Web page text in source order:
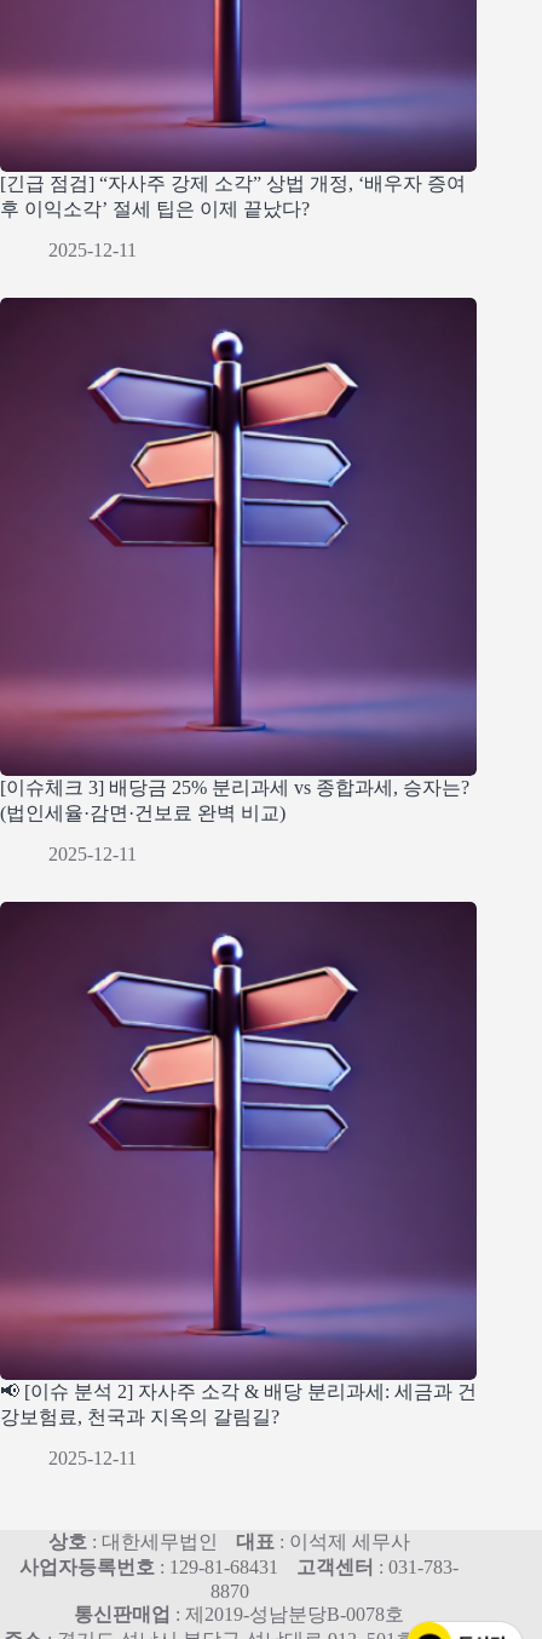
[긴급 점검] “자사주 강제 소각” 상법 개정, ‘배우자 증여
후 이익소각’ 절세 팁은 이제 끝났다?
2025-12-11
[이슈체크 3] 배당금 25% 분리과세 vs 종합과세, 승자는?
(법인세율·감면·건보료 완벽 비교)
2025-12-11
📢 [이슈 분석 2] 자사주 소각 & 배당 분리과세: 세금과 건
강보험료, 천국과 지옥의 갈림길?
2025-12-11
상호 : 대한세무법인 대표 : 이석제 세무사
사업자등록번호: 129-81-68431 고객센터 : 031-783-
8870
통신판매업 : 제2019-성남분당B-0078호